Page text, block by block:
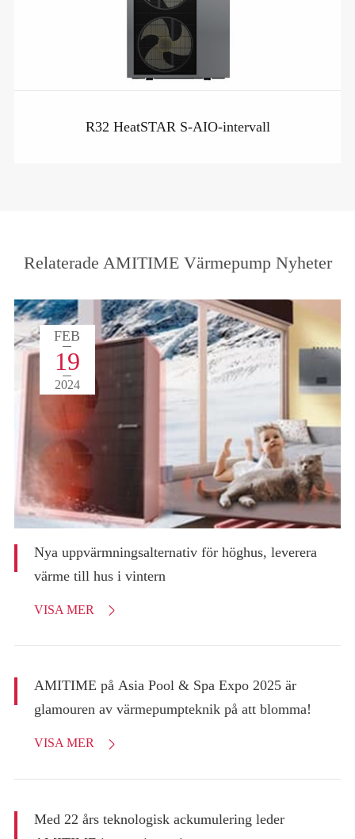
R32 HeatSTAR S-AIO-intervall
Relaterade AMITIME Värmepump Nyheter
FEB
19
2024
Nya uppvärmningsalternativ för höghus, leverera
värme till hus i vintern
VISA MER 
AMITIME på Asia Pool & Spa Expo 2025 är
glamouren av värmepumpteknik på att blomma!
VISA MER 
Med 22 års teknologisk ackumulering leder